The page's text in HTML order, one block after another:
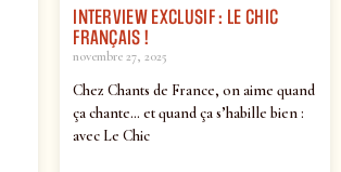
INTERVIEW EXCLUSIF : LE CHIC
FRANÇAIS !
novembre 27, 2025
Chez Chants de France, on aime quand
ça chante… et quand ça s’habille bien :
avec Le Chic